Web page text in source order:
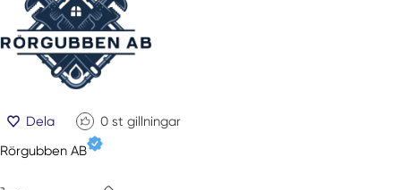
Dela 0 st gillningar
Rörgubben AB